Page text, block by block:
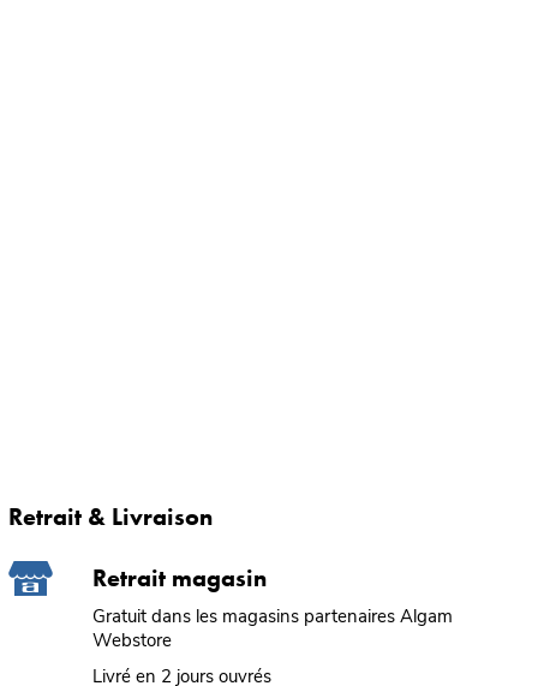
Retrait & Livraison
Retrait magasin
Gratuit dans les magasins partenaires Algam
Webstore
Livré en 2 jours ouvrés